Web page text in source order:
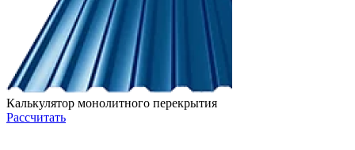
Калькулятор монолитного перекрытия
Рассчитать